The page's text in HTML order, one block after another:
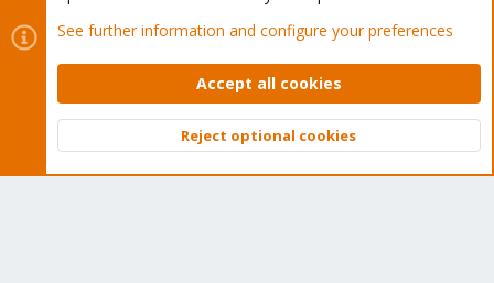
Cookies
Proxmox Support Forum - Light Mode
Contact us
Terms and rules Privacy policy Help Home
Community platform by XenForo © 2010-2026 XenForo Ltd.
Top
See further information and configure your preferences
Accept all cookies
Reject optional cookies